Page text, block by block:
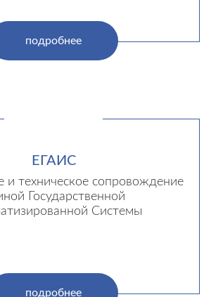
подробнее
ЕГАИС
и техническое сопровождение
Государственной
Системы
подробнее